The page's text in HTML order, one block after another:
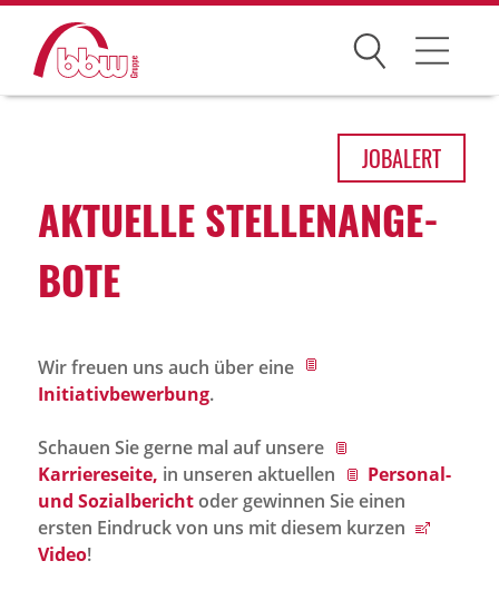
Suchen
Über uns
Historie
bbw als Arbeitgeber
Jobportal
Presse und Medien
JOBALERT
AKTU­ELLE STEL­LEN­AN­GE­
BOTE
Wir freuen uns auch über eine
Initiativbewerbung.
Schauen Sie gerne mal auf unsere
Karriereseite, in unseren aktuellen
Personal-
und Sozialberichtoder gewinnen Sie einen
ersten Eindruck von uns mit diesem kurzen
Video!